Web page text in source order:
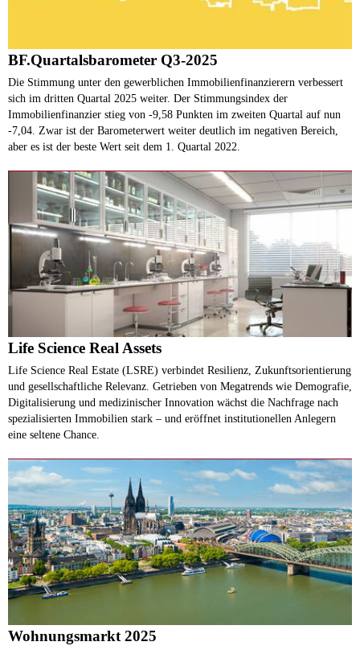
BF.Quartalsbarometer Q3-2025
Die Stimmung unter den gewerblichen Immobilienfinanzierern verbessert
sich im dritten Quartal 2025 weiter. Der Stimmungsindex der
Immobilienfinanzier stieg von -9,58 Punkten im zweiten Quartal auf nun
-7,04. Zwar ist der Barometerwert weiter deutlich im negativen Bereich,
aber es ist der beste Wert seit dem 1. Quartal 2022.
Life Science Real Assets
Life Science Real Estate (LSRE) verbindet Resilienz, Zukunftsorientierung
und gesellschaftliche Relevanz. Getrieben von Megatrends wie Demografie,
Digitalisierung und medizinischer Innovation wächst die Nachfrage nach
spezialisierten Immobilien stark – und eröffnet institutionellen Anlegern
eine seltene Chance.
Wohnungsmarkt 2025